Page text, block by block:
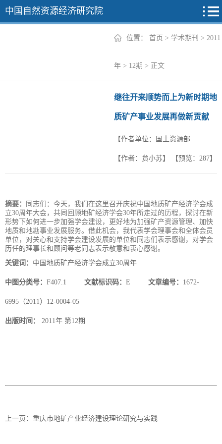
中国自然资源经济研究院
位置： 首页 > 学术期刊 > 2011
年 > 12期 > 正文
继往开来顺势而上为新时期地
质矿产事业发展再做新贡献
【作者单位：国土资源部
【作者：贠小苏】 【预览： 287】
摘要：
同志们：今天，我们在这里召开庆祝中国地质矿产经济学会成
立30周年大会，共同回顾地矿经济学会30年所走过的历程，探讨在新
形势下如何进一步加强学会建设，更好地为加强矿产资源管理、加快
地质和地勘事业发展服务。借此机会，我代表学会理事会和全体会员
单位，对关心和支持学会建设发展的单位和同志们表示感谢，对学会
历任的理事长和顾问等老同志表示敬意和衷心感谢。
关键词： 中国地质矿产经济学会成立30周年
中图分类号： F407.1 文献标识码： E 文章编号： 1672-
6995（2011）12-0004-05
出版时间： 2011年 第12期
上一页： 重庆市地矿产业经济建设理论研究与实践